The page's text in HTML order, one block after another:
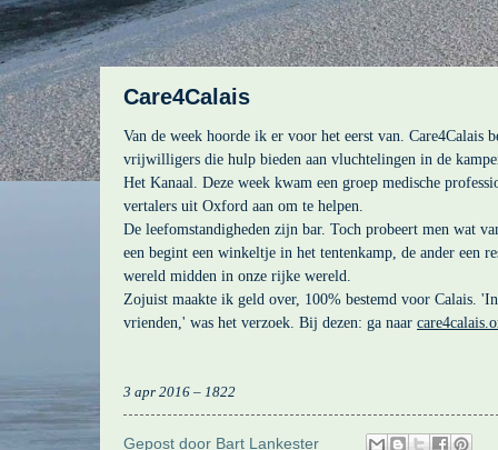
Care4Calais
Van de week hoorde ik er voor het eerst van. Care4Calais
vrijwilligers die hulp bieden aan vluchtelingen in de
Het Kanaal. Deze week kwam een groep medische
vertalers uit Oxford aan om te helpen.
De leefomstandigheden zijn bar. Toch probeert men wat
een begint een winkeltje in het tentenkamp, de ander een
wereld midden in onze rijke wereld.
Zojuist maakte ik geld over, 100% bestemd voor Calais.
vrienden,' was het verzoek. Bij dezen: ga naar
3 apr 2016 – 1822
Gepost door Bart Lankester